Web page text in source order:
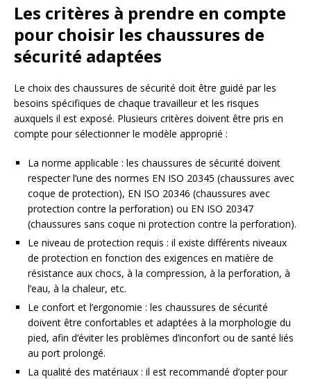
Les critères à prendre en compte
pour choisir les chaussures de
sécurité adaptées
Le choix des chaussures de sécurité doit être guidé par les
besoins spécifiques de chaque travailleur et les risques
auxquels il est exposé. Plusieurs critères doivent être pris en
compte pour sélectionner le modèle approprié :
La norme applicable : les chaussures de sécurité doivent
respecter l’une des normes EN ISO 20345 (chaussures avec
coque de protection), EN ISO 20346 (chaussures avec
protection contre la perforation) ou EN ISO 20347
(chaussures sans coque ni protection contre la perforation).
Le niveau de protection requis : il existe différents niveaux
de protection en fonction des exigences en matière de
résistance aux chocs, à la compression, à la perforation, à
l’eau, à la chaleur, etc.
Le confort et l’ergonomie : les chaussures de sécurité
doivent être confortables et adaptées à la morphologie du
pied, afin d’éviter les problèmes d’inconfort ou de santé liés
au port prolongé.
La qualité des matériaux : il est recommandé d’opter pour